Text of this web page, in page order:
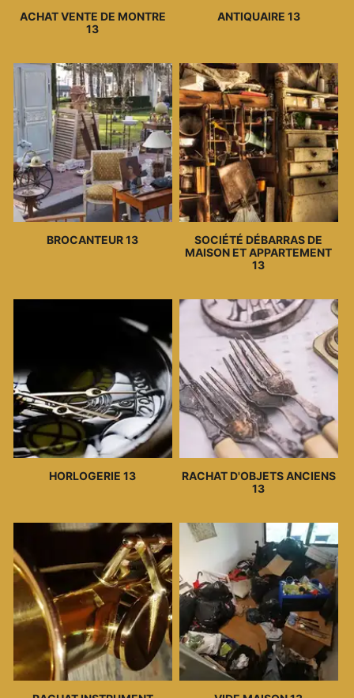
ACHAT VENTE DE MONTRE
13
ANTIQUAIRE 13
BROCANTEUR 13
SOCIÉTÉ DÉBARRAS DE
MAISON ET APPARTEMENT
13
HORLOGERIE 13
RACHAT D'OBJETS ANCIENS
13